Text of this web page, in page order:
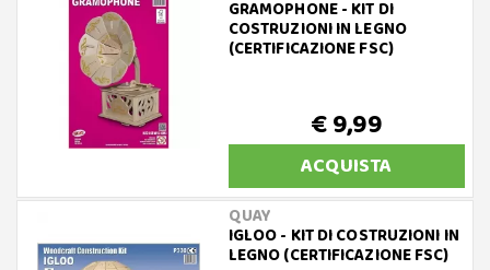
GRAMOPHONE - KIT DI
COSTRUZIONI IN LEGNO
(CERTIFICAZIONE FSC)
€ 9,99
ACQUISTA
QUAY
IGLOO - KIT DI COSTRUZIONI IN
LEGNO (CERTIFICAZIONE FSC)